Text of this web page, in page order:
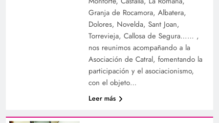
Granja de Rocamora, Albatera,
Dolores, Novelda, Sant Joan,
Torrevieja, Callosa de Segura…… ,
nos reunimos acompañando a la
Asociación de Catral, fomentando la
participación y el asociacionismo,
con el objeto…
Leer más